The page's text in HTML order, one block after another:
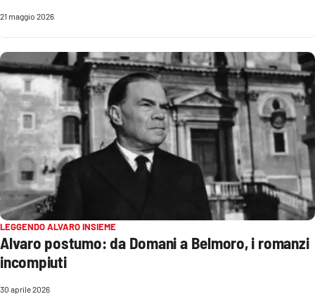
PROGETTI
SPECIALI
Buona Sanità Calabria
LA
CALABRIAVISIONE
Destinazioni
Eventi
Food
21 maggio 2026
LEGGENDO ALVARO INSIEME
Alvaro postumo: da Domani a Belmoro, i romanzi
incompiuti
30 aprile 2026